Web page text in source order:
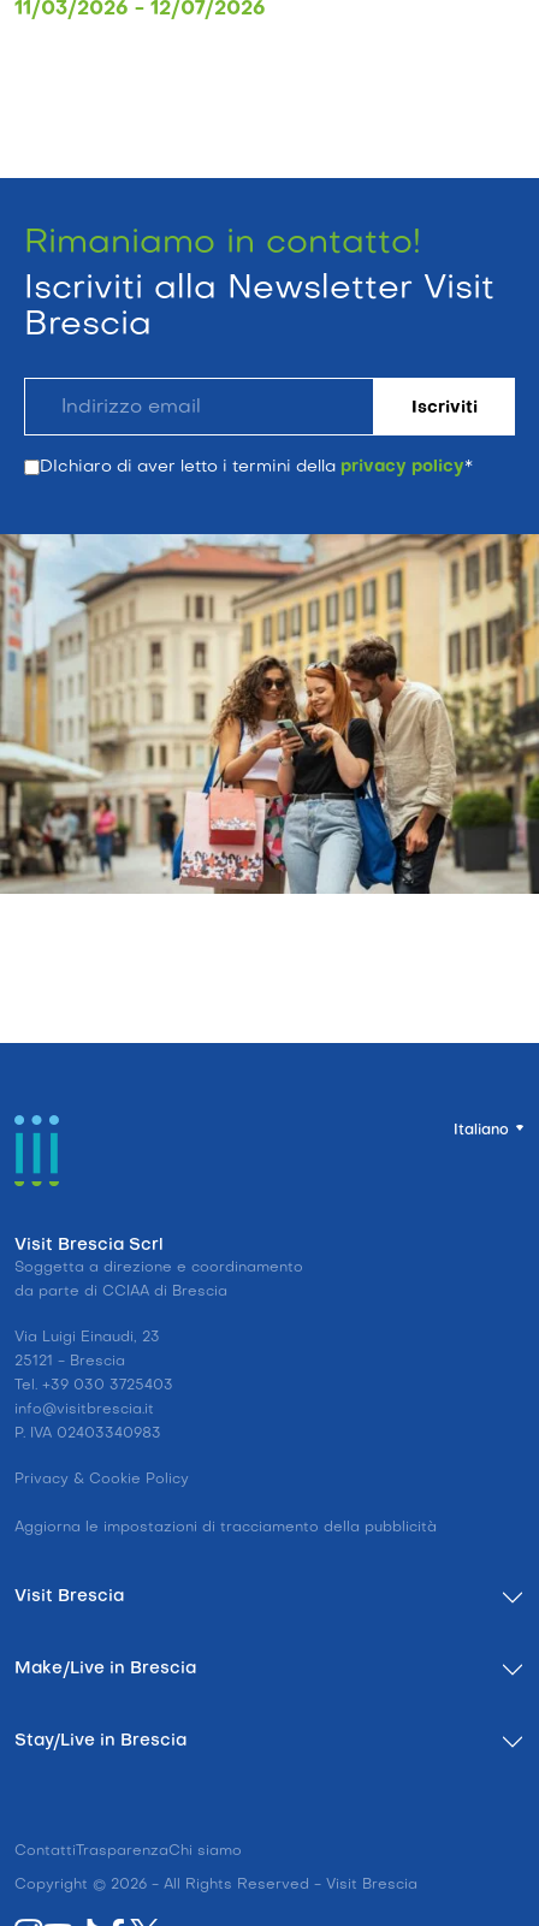
- 12/07/2026
Rimaniamo in contatto!
Iscriviti alla Newsletter Visit
Brescia
DIchiaro di aver letto i termini della privacy policy*
Italiano
Visit Brescia Scrl
Soggetta a direzione e coordinamento
da parte di CCIAA di Brescia
Via Luigi Einaudi, 23
25121 - Brescia
Tel. +39 030 3725403
info@visitbrescia.it
P. IVA 02403340983
Privacy & Cookie Policy
Aggiorna le impostazioni di tracciamento della pubblicità
Visit Brescia
Make/Live in Brescia
Stay/Live in Brescia
Contatti TrasparenzaChi siamo
Copyright © 2026 - All Rights Reserved - Visit Brescia